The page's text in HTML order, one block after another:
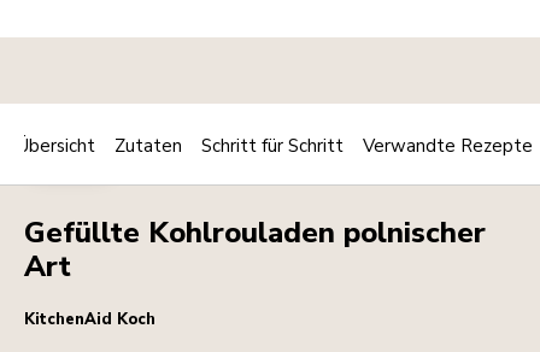
FLEISCH Print
Share
Gefüllte Kohlrouladen polnischer
Art
KitchenAid Koch
Übersicht Zutaten Schritt für Schritt Verwandte Rezepte